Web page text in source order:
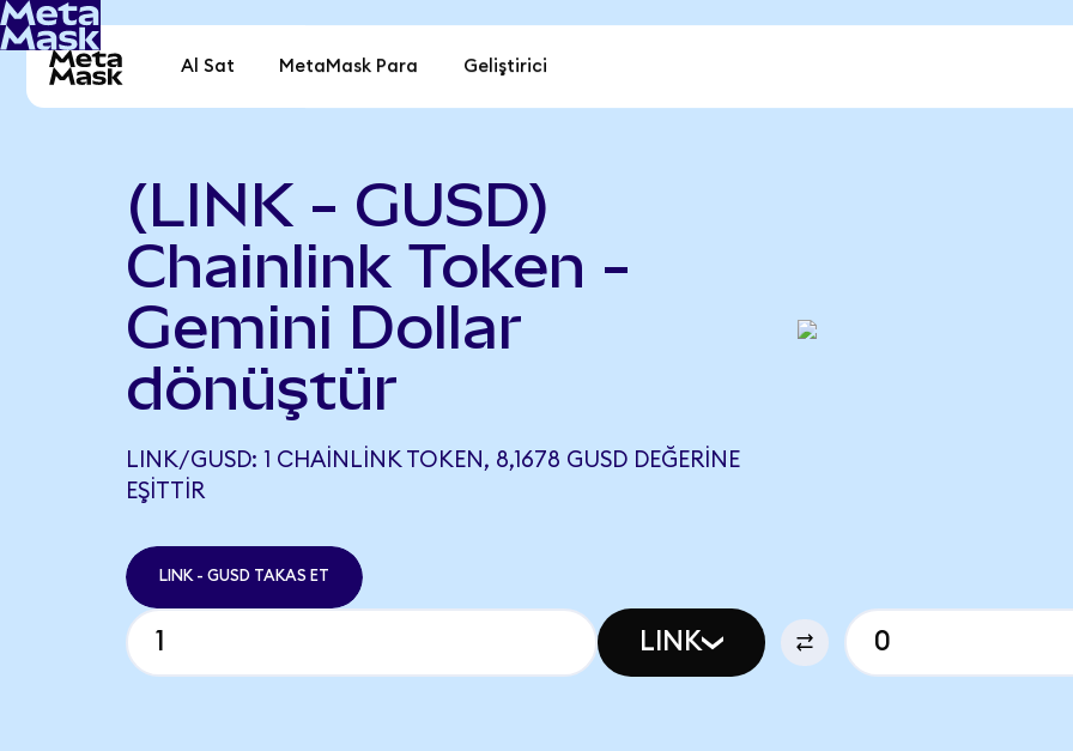
Al Sat MetaMask Para Geliştirici
(LINK - GUSD)
Chainlink Token -
Gemini Dollar
dönüştür
LINK/GUSD: 1 CHAINLINK TOKEN, 8,1678 GUSD DEĞERINE
EŞITTIR
LINK - GUSD TAKAS ET
LINK